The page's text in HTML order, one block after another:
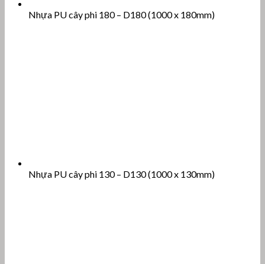
Nhựa PU cây phi 180 – D180 (1000 x 180mm)
Nhựa PU cây phi 130 – D130 (1000 x 130mm)